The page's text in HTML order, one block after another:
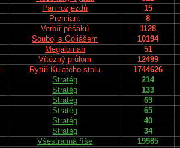
Pán rozjezdů
15
Premiant
8
Verbíř pěšáků
1128
Souboj s Goliášem
10194
Megaloman
51
Vítězný průlom
12499
Rytíři Kulatého stolu
1744626
Stratég
214
Stratég
133
Stratég
69
Stratég
65
Stratég
40
Stratég
34
Všestranná říše
19985